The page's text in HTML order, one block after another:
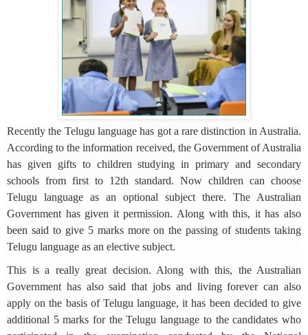
Recently the Telugu language has got a rare distinction in Australia.
According to the information received, the Government of Australia
has given gifts to children studying in primary and secondary
schools from first to 12th standard. Now children can choose
Telugu language as an optional subject there. The Australian
Government has given it permission. Along with this, it has also
been said to give 5 marks more on the passing of students taking
Telugu language as an elective subject.
This is a really great decision. Along with this, the Australian
Government has also said that jobs and living forever can also
apply on the basis of Telugu language, it has been decided to give
additional 5 marks for the Telugu language to the candidates who